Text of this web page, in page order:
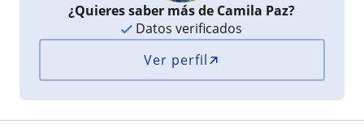
¿Quieres saber más de Camila Paz?
Datos verificados
Ver perfil